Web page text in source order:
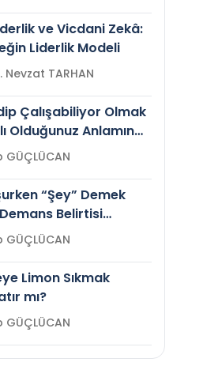
ve Vicdani Zekâ:
Liderlik Modeli
Prof.Dr. Nevzat TARHAN
Çalışabiliyor Olmak
Olduğunuz Anlamına
Zeynep GÜÇLÜCAN
“Şey” Demek
Belirtisi
mi?
Zeynep GÜÇLÜCAN
Limon Sıkmak
mı?
Zeynep GÜÇLÜCAN